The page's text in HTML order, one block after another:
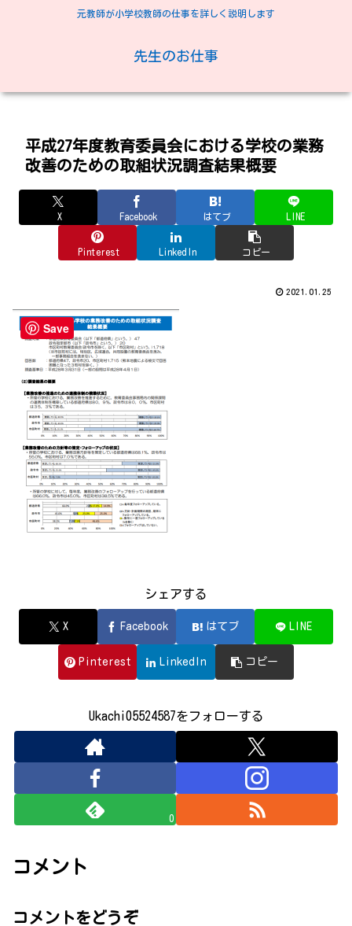
元教師が小学校教師の仕事を詳しく説明します
先生のお仕事
平成27年度教育委員会における学校の業務
改善のための取組状況調査結果概要
X Facebook はてブ LINE
Pinterest LinkedIn コピー
2021.01.25
シェアする
X Facebook はてブ LINE
Pinterest LinkedIn コピー
Ukachi05524587をフォローする
0
コメント
コメントをどうぞ
Save